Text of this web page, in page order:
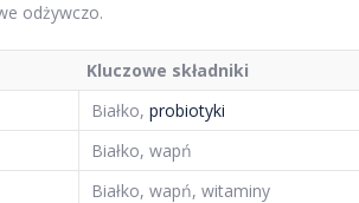
odżywczo.
Kluczowe składniki
Białko, probiotyki
Białko, wapń
Białko, wapń, witaminy